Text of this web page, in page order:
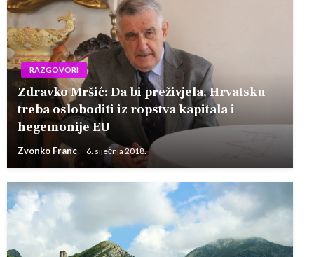
RAZGOVORI
Zdravko Mršić: Da bi preživjela, Hrvatsku
treba osloboditi iz ropstva kapitala i
hegemonije EU
Zvonko Franc 6. siječnja 2018.